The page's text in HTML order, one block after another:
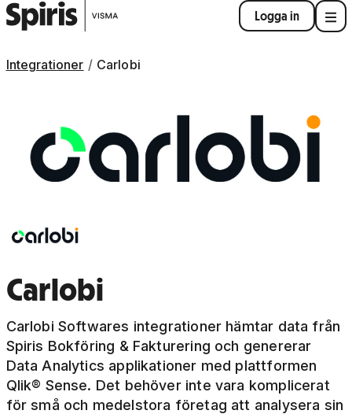
Logga in
Integrationer Carlobi
Carlobi
Carlobi Softwares integrationer hämtar data från
Spiris Bokföring & Fakturering och genererar
Data Analytics applikationer med plattformen
Qlik® Sense. Det behöver inte vara komplicerat
för små och medelstora företag att analysera sin